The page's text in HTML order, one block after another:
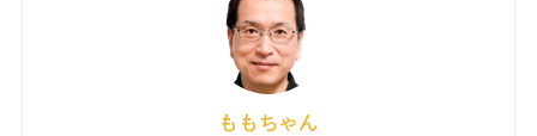
ももちゃん